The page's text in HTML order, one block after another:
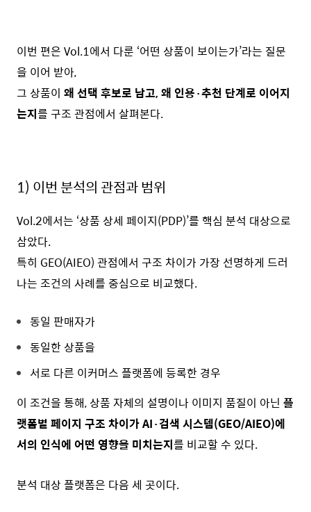
이번 편은 Vol.1에서 다룬 ‘어떤 상품이 보이는가’라는 질문
을 이어 받아,
그 상품이 왜 선택 후보로 남고, 왜 인용·추천 단계로 이어지
는지를 구조 관점에서 살펴본다.
1) 이번 분석의 관점과 범위
Vol.2에서는 ‘상품 상세 페이지(PDP)’를 핵심 분석 대상으로
삼았다.
특히 GEO(AIEO) 관점에서 구조 차이가 가장 선명하게 드러
나는 조건의 사례를 중심으로 비교했다.
동일 판매자가
동일한 상품을
서로 다른 이커머스 플랫폼에 등록한 경우
이 조건을 통해, 상품 자체의 설명이나 이미지 품질이 아닌 플
랫폼별 페이지 구조 차이가 AI·검색 시스템(GEO/AIEO)에
서의 인식에 어떤 영향을 미치는지를 비교할 수 있다.
분석 대상 플랫폼은 다음 세 곳이다.